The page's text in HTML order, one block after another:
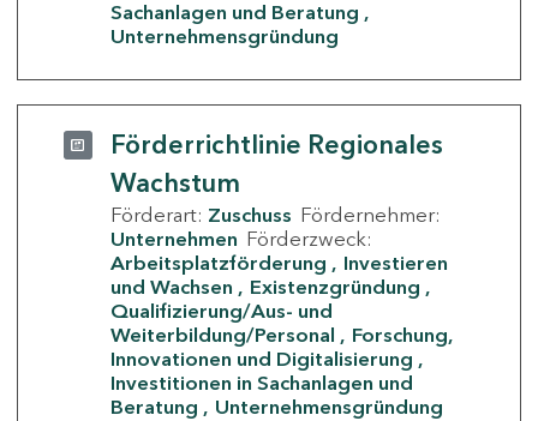
Sachanlagen und Beratung
Unternehmensgründung
Förderrichtlinie Regionales
Wachstum
Förderart: Zuschuss Fördernehmer:
Unternehmen Förderzweck:
Arbeitsplatzförderung
Investieren
und Wachsen
Existenzgründung
Qualifizierung/Aus- und
Weiterbildung/Personal
Forschung,
Innovationen und Digitalisierung
Investitionen in Sachanlagen und
Beratung
Unternehmensgründung